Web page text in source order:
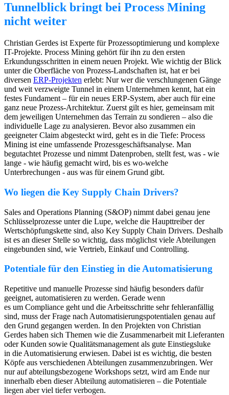
Tunnelblick bringt bei Process Mining
nicht weiter
Christian Gerdes ist Experte für Prozessoptimierung und komplexe
IT-Projekte. Process Mining gehört für ihn zu den ersten
Erkundungsschritten in einem neuen Projekt. Wie wichtig der Blick
unter die Oberfläche von Prozess-Landschaften ist, hat er bei
diversen ERP-Projekten erlebt: Nur wer die verschlungenen Gänge
und weit verzweigte Tunnel in einem Unternehmen kennt, hat ein
festes Fundament – für ein neues ERP-System, aber auch für eine
ganz neue Prozess-Architektur. Zuerst gilt es hier, gemeinsam mit
dem jeweiligen Unternehmen das Terrain zu sondieren – also die
individuelle Lage zu analysieren. Bevor also zusammen ein
geeigneter Claim abgesteckt wird, geht es in die Tiefe: Process
Mining ist eine umfassende Prozessgeschäftsanalyse. Man
begutachtet Prozesse und nimmt Datenproben, stellt fest, was - wie
lange - wie häufig gemacht wird, bis es wo-welche
Unterbrechungen - aus was für einem Grund gibt.
Wo liegen die Key Supply Chain Drivers?
Sales and Operations Planning (S&OP) nimmt dabei genau jene
Schlüsselprozesse unter die Lupe, welche die Haupttreiber der
Wertschöpfungskette sind, also Key Supply Chain Drivers. Deshalb
ist es an dieser Stelle so wichtig, dass möglichst viele Abteilungen
eingebunden sind, wie Vertrieb, Einkauf und Controlling.
Potentiale für den Einstieg in die Automatisierung
Repetitive und manuelle Prozesse sind häufig besonders dafür
geeignet, automatisieren zu werden. Gerade wenn
es um Compliance geht und die Arbeitsschritte sehr fehleranfällig
sind, muss der Frage nach Automatisierungspotentialen genau auf
den Grund gegangen werden. In den Projekten von Christian
Gerdes haben sich Themen wie die Zusammenarbeit mit Lieferanten
oder Kunden sowie Qualitätsmanagement als gute Einstiegsluke
in die Automatisierung erwiesen. Dabei ist es wichtig, die besten
Köpfe aus verschiedenen Abteilungen zusammenzubringen. Wer
nur auf abteilungsbezogene Workshops setzt, wird am Ende nur
innerhalb eben dieser Abteilung automatisieren – die Potentiale
liegen aber viel tiefer verbogen.